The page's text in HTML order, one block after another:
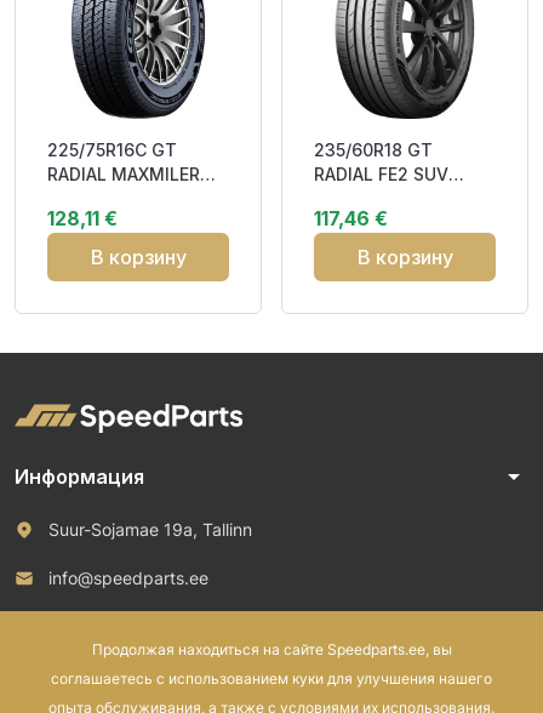
225/75R16C GT
RADIAL MAXMILER
Studless DAB72
128,11 €
В корзину
235/60R18 GT
RADIAL FE2 SUV
117,46 €
В корзину
Информация arrow_drop_down
Suur-Sojamae 19a, Tallinn
info@speedparts.ee
Продолжая находиться на сайте Speedparts.ee, вы
соглашаетесь с использованием куки для улучшения нашего
опыта обслуживания, а также с условиями их использования.